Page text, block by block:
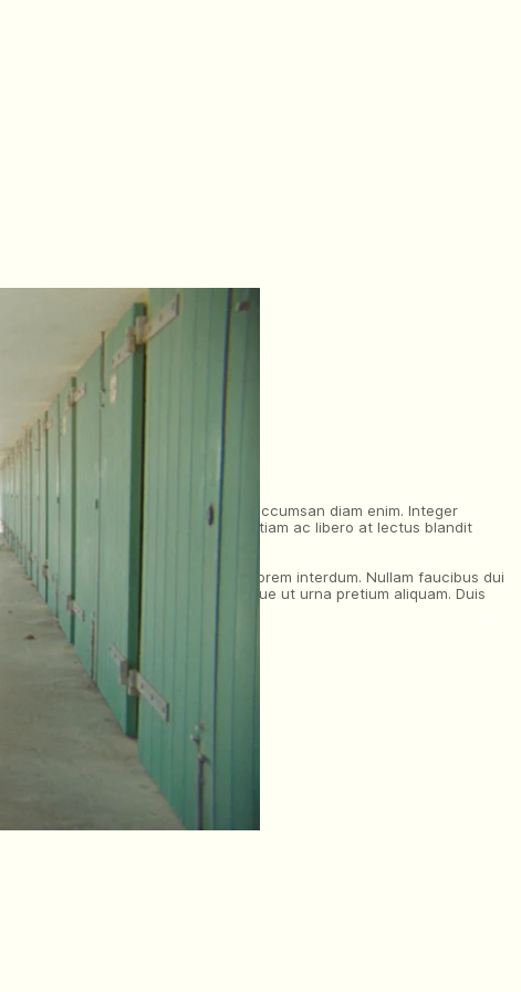
felis sit amet suscipit. Nulla accumsan diam enim. Integer
Donec accumsan feugiat varius. Etiam ac libero at lectus blandit
iaculis nisi auctor, vitae ornare lorem interdum. Nullam faucibus dui
convallis. Nam convallis neque ut urna pretium aliquam. Duis
at pretium massa.